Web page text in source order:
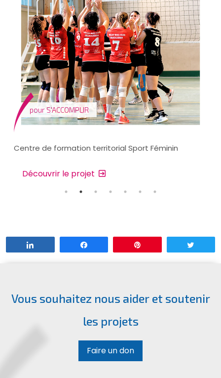
pourS'ACCOMPLIR
Centre de formation territorial Sport Féminin
Découvrir le projet
Vous souhaitez nous aider et soutenir
les projets
Faire un don